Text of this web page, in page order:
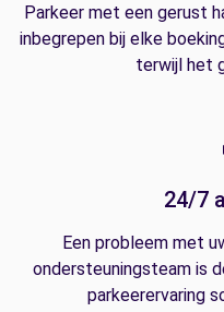
Parkeer met een gerust
inbegrepen bij elke
terwijl het
24/7
Een probleem met
ondersteuningsteam is
parkeerervaring